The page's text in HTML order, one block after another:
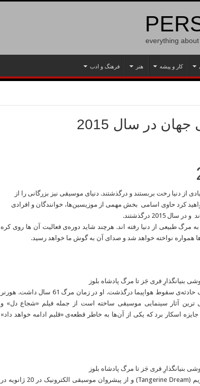
everything
کار و پیشه هنر فرهنگ و ادب
در سال 2015
زیادی از دنیا رخت بربستند و درگذشتند. دنیای موسیقی نیز بزرگانی را از
کرد حاوی اسامی بخش مهمی از موزیسین‌ها، خوانندگان و افرادی
درگذشتند.
مرگ طبیعی از دنیا رفته اند. هرچند شاید دوره‌ی فعالیت آن ها روی کره
همواره نواخته خواهد شد و صدای آن به گوش ما خواهد رسید.
آهنگساز صاحب نام و پرکار هالیوودی در یک حادثه‌ی سقوط هواپیما درگذشت. او در زمان مرگ 61 سال داشت. هورنر
ترین آثار سینمایی موسیقی ساخته است از جمله فیلم «شجاع دل» و
اسکار برد که یکی از آن‌ها به خاطر قطعه‌ی «قلبم ادامه خواهد داد»
موزیسین آلمانی، پایه‌گذار گروه تنجرین دریم (Tangerine Dream) و از پیشروان موسیقی الکترونیک در 20 ژانویه در